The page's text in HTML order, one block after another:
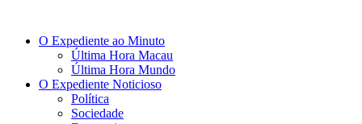
O Expediente ao Minuto
Última Hora Macau
Última Hora Mundo
O Expediente Noticioso
Política
Sociedade